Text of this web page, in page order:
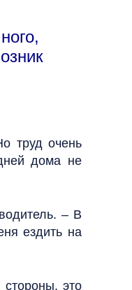
труд очень
дома не
– В
ездить на
это